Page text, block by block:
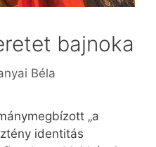
bajnoka
Béla
„a
identitás